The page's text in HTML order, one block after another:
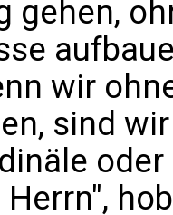
gehen,
wir
sind
Herrn",